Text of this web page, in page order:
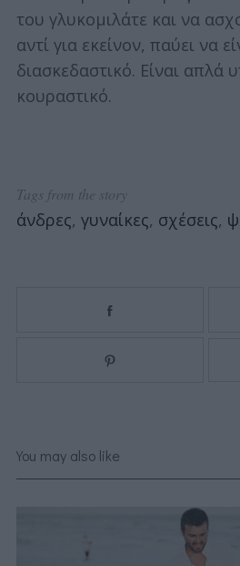
του γλυκομιλάτε και να
αντί για εκείνον, παύει να
διασκεδαστικό. Είναι απλά
κουραστικό.
Tags from the story
άνδρες, γυναίκες, σχέσεις,
You may also like